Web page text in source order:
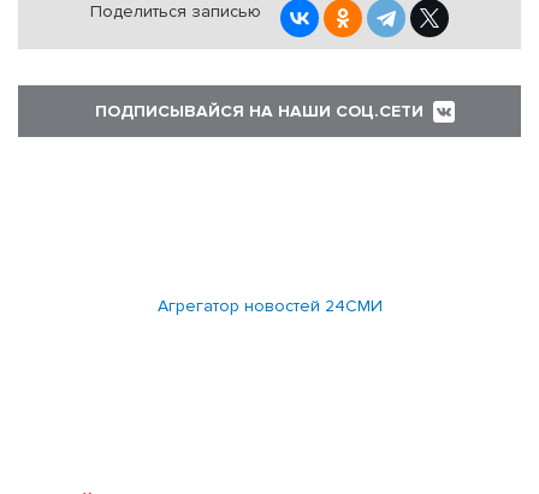
Поделиться записью
ПОДПИСЫВАЙСЯ НА НАШИ СОЦ.СЕТИ
Агрегатор новостей 24СМИ